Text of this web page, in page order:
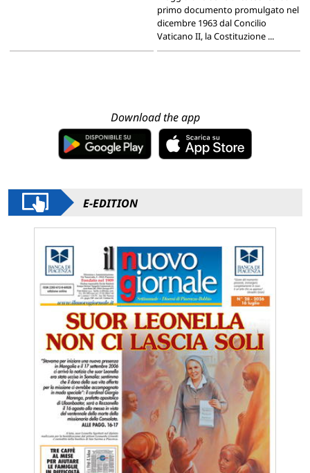
primo documento promulgato nel
dicembre 1963 dal Concilio
Vaticano II, la Costituzione ...
Download the app
E-EDITION